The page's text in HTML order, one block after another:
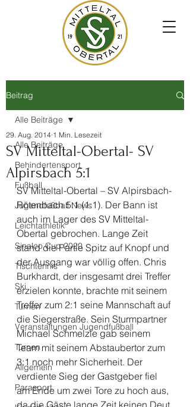
Beitrag
Alle Beiträge
Behindertensport
Fußball
Jugendfußball News
Leichtathletik
Sinalco Cup 2020
Tischtennis
Ski
Turnen
Veranstaltungen Jugendfußball
Turnen
Allgemein
Parasport
Alle Beiträge
SV Mitteltal-Obertal- SV
Alpirsbach 5:1
29. Aug. 2014 1 Min. Lesezeit
SV Mitteltal-Obertal – SV Alpirsbach-
Rötenbach 5:1 (1:1). Der Bann ist
auch im Lager des SV Mitteltal-
Obertal gebrochen. Lange Zeit
stand die Partie Spitz auf Knopf und
der Ausgang war völlig offen. Chris
Burkhardt, der insgesamt drei Treffer
erzielen konnte, brachte mit seinem
Treffer zum 2:1 seine Mannschaft auf
die Siegerstraße. Sein Sturmpartner
Michael Schmelzle gab seinem
Team mit seinem Abstaubertor zum
3:1 noch mehr Sicherheit. Der
verdiente Sieg der Gastgeber fiel
am Ende um zwei Tore zu hoch aus,
da die Gäste lange Zeit keinen Deut